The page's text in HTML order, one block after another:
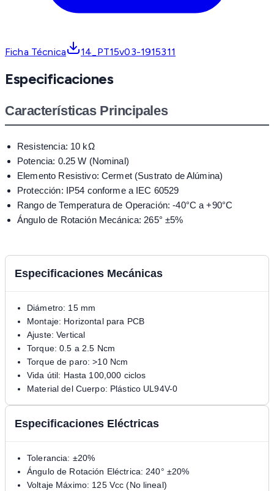
Ficha Técnica 14_PT15v03-1915311
Especificaciones
Características Principales
Resistencia: 10 kΩ
Potencia: 0.25 W (Nominal)
Elemento Resistivo: Cermet (Sustrato de Alúmina)
Protección: IP54 conforme a IEC 60529
Rango de Temperatura de Operación: -40°C a +90°C
Ángulo de Rotación Mecánica: 265° ±5%
Especificaciones Mecánicas
Diámetro: 15 mm
Montaje: Horizontal para PCB
Ajuste: Vertical
Torque: 0.5 a 2.5 Ncm
Torque de paro: >10 Ncm
Vida útil: Hasta 100,000 ciclos
Material del Cuerpo: Plástico UL94V-0
Especificaciones Eléctricas
Tolerancia: ±20%
Ángulo de Rotación Eléctrica: 240° ±20%
Voltaje Máximo: 125 Vcc (No lineal)